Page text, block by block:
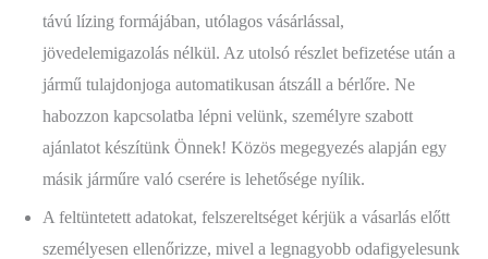
távú lízing formájában, utólagos vásárlással,
jövedelemigazolás nélkül. Az utolsó részlet befizetése után a
jármű tulajdonjoga automatikusan átszáll a bérlőre. Ne
habozzon kapcsolatba lépni velünk, személyre szabott
ajánlatot készítünk Önnek! Közös megegyezés alapján egy
másik járműre való cserére is lehetősége nyílik.
A feltüntetett adatokat, felszereltséget kérjük a vásarlás előtt
személyesen ellenőrizze, mivel a legnagyobb odafigyelesunk